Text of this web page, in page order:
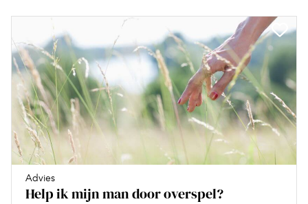
Advies
Help ik mijn man door overspel?